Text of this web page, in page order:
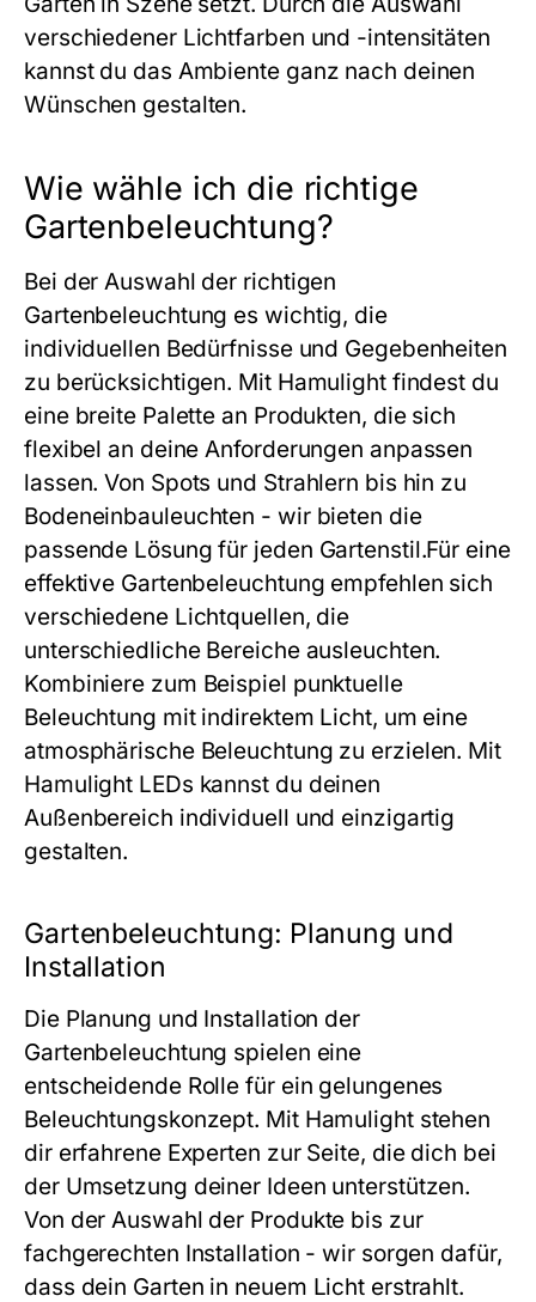
verschiedener Lichtfarben und -intensitäten
kannst du das Ambiente ganz nach deinen
Wünschen gestalten.
Wie wähle ich die richtige
Gartenbeleuchtung?
Bei der Auswahl der richtigen
Gartenbeleuchtung es wichtig, die
individuellen Bedürfnisse und Gegebenheiten
zu berücksichtigen. Mit Hamulight findest du
eine breite Palette an Produkten, die sich
flexibel an deine Anforderungen anpassen
lassen. Von Spots und Strahlern bis hin zu
Bodeneinbauleuchten - wir bieten die
passende Lösung für jeden Gartenstil.Für eine
effektive Gartenbeleuchtung empfehlen sich
verschiedene Lichtquellen, die
unterschiedliche Bereiche ausleuchten.
Kombiniere zum Beispiel punktuelle
Beleuchtung mit indirektem Licht, um eine
atmosphärische Beleuchtung zu erzielen. Mit
Hamulight LEDs kannst du deinen
Außenbereich individuell und einzigartig
gestalten.
Gartenbeleuchtung: Planung und
Installation
Die Planung und Installation der
Gartenbeleuchtung spielen eine
entscheidende Rolle für ein gelungenes
Beleuchtungskonzept. Mit Hamulight stehen
dir erfahrene Experten zur Seite, die dich bei
der Umsetzung deiner Ideen unterstützen.
Von der Auswahl der Produkte bis zur
fachgerechten Installation - wir sorgen dafür,
dass dein Garten in neuem Licht erstrahlt.